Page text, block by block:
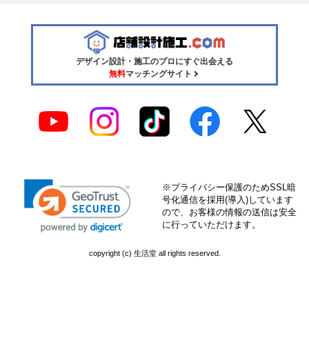
デザイン設計・施工のプロにすぐ出会える
無料マッチングサイト
※プライバシー保護のためSSL暗
号化通信を採用(導入)しています
ので、お客様の情報の送信は安全
に行っていただけます。
copyright (c) 生活堂 all rights reserved.